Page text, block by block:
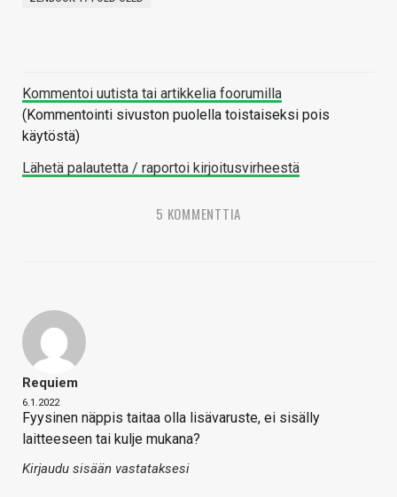
Kommentoi uutista tai artikkelia foorumilla
(Kommentointi sivuston puolella toistaiseksi pois
käytöstä)
Lähetä palautetta / raportoi kirjoitusvirheestä
5 KOMMENTTIA
Requiem
6.1.2022
Fyysinen näppis taitaa olla lisävaruste, ei sisälly
laitteeseen tai kulje mukana?
Kirjaudu sisään vastataksesi